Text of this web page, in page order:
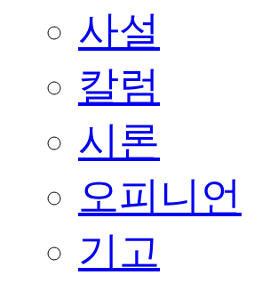
사설
칼럼
시론
오피니언
기고